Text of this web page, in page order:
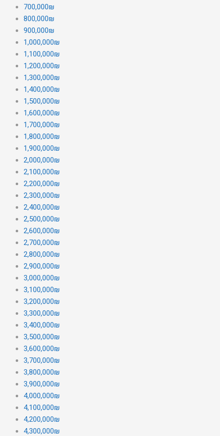
700,000₪
800,000₪
900,000₪
1,000,000₪
1,100,000₪
1,200,000₪
1,300,000₪
1,400,000₪
1,500,000₪
1,600,000₪
1,700,000₪
1,800,000₪
1,900,000₪
2,000,000₪
2,100,000₪
2,200,000₪
2,300,000₪
2,400,000₪
2,500,000₪
2,600,000₪
2,700,000₪
2,800,000₪
2,900,000₪
3,000,000₪
3,100,000₪
3,200,000₪
3,300,000₪
3,400,000₪
3,500,000₪
3,600,000₪
3,700,000₪
3,800,000₪
3,900,000₪
4,000,000₪
4,100,000₪
4,200,000₪
4,300,000₪